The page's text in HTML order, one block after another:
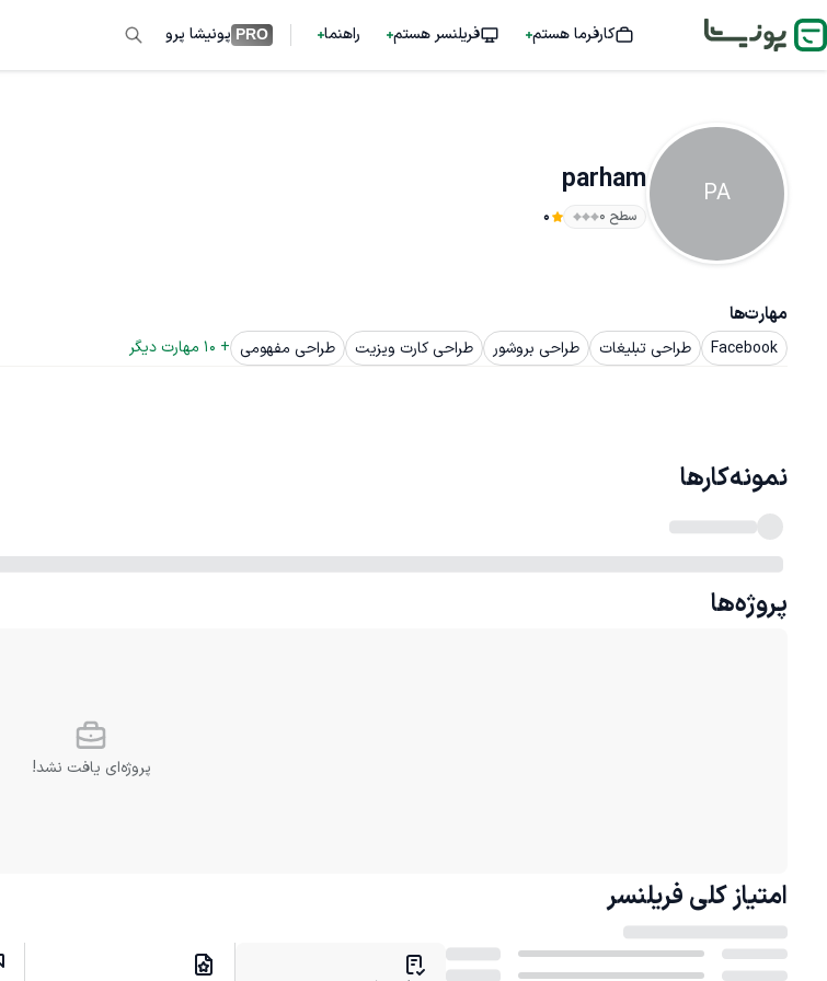
کارفرما هستم فریلنسر هستم راهنما PRO پونیشا پرو
PA
parham
سطح ۰ 0
مهارت‌ها
Facebook طراحی تبلیغات طراحی بروشور طراحی کارت ویزیت طراحی مفهومی +
10 مهارت دیگر
نمونه‌کارها
پروژه‌ها
پروژه‌ای یافت نشد!
امتیاز کلی فریلنسر